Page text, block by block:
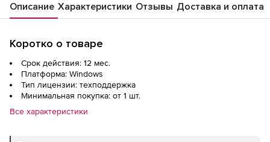
Описание Характеристики Отзывы Доставка и оплата
Коротко о товаре
Срок действия: 12 мес.
Платформа: Windows
Тип лицензии: техподдержка
Минимальная покупка: от 1 шт.
Все характеристики